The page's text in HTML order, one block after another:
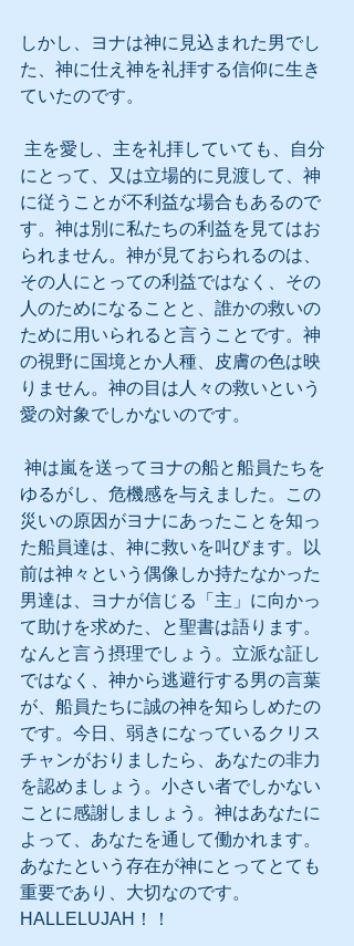
しかし、ヨナは神に見込まれた男でし
た、神に仕え神を礼拝する信仰に生き
ていたのです。
にとって、又は立場的に見渡して、神
に従うことが不利益な場合もあるので
す。神は別に私たちの利益を見てはお
られません。神が見ておられるのは、
その人にとっての利益ではなく、その
人のためになることと、誰かの救いの
ために用いられると言うことです。神
の視野に国境とか人種、皮膚の色は映
りません。神の目は人々の救いという
愛の対象でしかないのです。
ゆるがし、危機感を与えました。この
災いの原因がヨナにあったことを知っ
た船員達は、神に救いを叫びます。以
前は神々という偶像しか持たなかった
男達は、ヨナが信じる「主」に向かっ
て助けを求めた、と聖書は語ります。
なんと言う摂理でしょう。立派な証し
ではなく、神から逃避行する男の言葉
が、船員たちに誠の神を知らしめたの
です。今日、弱きになっているクリス
チャンがおりましたら、あなたの非力
を認めましょう。小さい者でしかない
ことに感謝しましょう。神はあなたに
よって、あなたを通して働かれます。
あなたという存在が神にとってとても
重要であり、大切なのです。
HALLELUJAH！！